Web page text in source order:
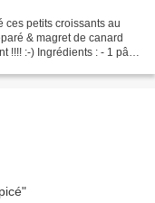
ces petits croissants au
& magret de canard
!!!! :-) Ingrédients : - 1 pâte